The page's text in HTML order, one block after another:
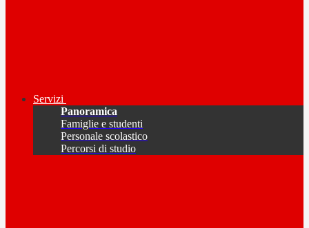
Servizi
Panoramica
Famiglie e studenti
Personale scolastico
Percorsi di studio